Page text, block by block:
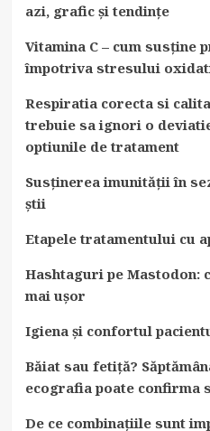
azi, grafic și tendințe
Vitamina C – cum susține
împotriva stresului
Respiratia corecta si
trebuie sa ignori o
optiunile de tratament
Susținerea imunității în
știi
Etapele tratamentului cu
Hashtaguri pe Mastodon:
mai ușor
Igiena și confortul
Băiat sau fetiță?
ecografia poate confirma
De ce combinațiile sunt